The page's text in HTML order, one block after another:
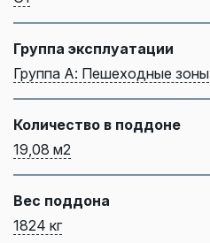
Группа эксплуатации
Группа А: Пешеходные зоны
Количество в поддоне
19,08 м2
Вес поддона
1824 кг